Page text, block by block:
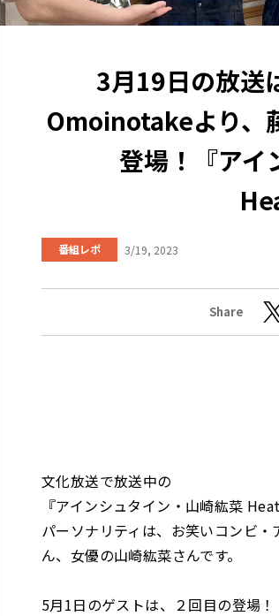
3月19日の放送
Omoinotakeより、
登場！『アイ
番組レポ 3/19, 2023
Share
文化放送で放送中の
『アインシュタイン・山崎紘菜
パーソナリティは、お笑いコンビ
ん、女優の山崎紘菜さんです。
5月1日のゲストは、２回目の登場！